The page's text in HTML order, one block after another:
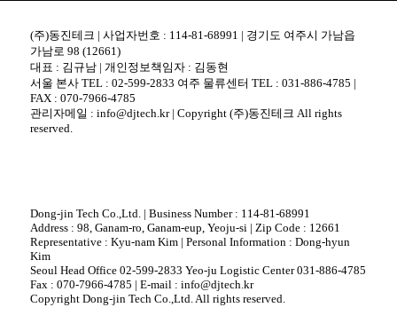
(주)동진테크 | 사업자번호 : 114-81-68991 | 경기도 여주시 가남읍
가남로 98 (12661)
대표 : 김규남 | 개인정보책임자 : 김동현
서울 본사 TEL : 02-599-2833 여주 물류센터 TEL : 031-886-4785 |
FAX : 070-7966-4785
관리자메일 : info@djtech.kr | Copyright (주)동진테크 All rights
reserved.
Dong-jin Tech Co.,Ltd. | Business Number : 114-81-68991
Address : 98, Ganam-ro, Ganam-eup, Yeoju-si | Zip Code : 12661
Representative : Kyu-nam Kim | Personal Information : Dong-hyun
Kim
Seoul Head Office 02-599-2833 Yeo-ju Logistic Center 031-886-4785
Fax : 070-7966-4785 | E-mail : info@djtech.kr
Copyright Dong-jin Tech Co.,Ltd. All rights reserved.